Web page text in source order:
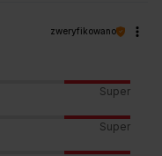
daty i godziny
urządzenia
zweryfikowano
Super
Super